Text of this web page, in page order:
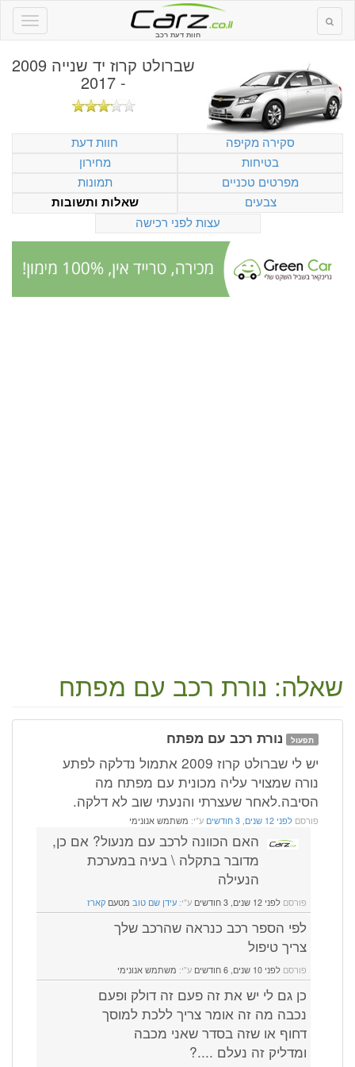
חוות דעת רכב
שברולט קרוז יד שנייה 2009
- 2017
סקירה מקיפה
חוות דעת
בטיחות
מחירון
מפרטים טכניים
תמונות
צבעים
שאלות ותשובות
עצות לפני רכישה
שאלה: נורת רכב עם מפתח
תפעול נורת רכב עם מפתח
יש לי שברולט קרוז 2009 אתמול נדלקה לפתע
נורה שמצויר עליה מכונית עם מפתח מה
הסיבה.לאחר שעצרתי והנעתי שוב לא דלקה.
פורסם לפני 12 שנים, 3 חודשים ע"י: משתמש אנונימי
האם הכוונה לרכב עם מנעול? אם כן,
מדובר בתקלה \ בעיה במערכת
הנעילה
פורסם לפני 12 שנים, 3 חודשים ע"י: עידן שם טוב מטעם קארז
לפי הספר רכב כנראה שהרכב שלך
צריך טיפול
פורסם לפני 10 שנים, 6 חודשים ע"י: משתמש אנונימי
כן גם לי יש את זה פעם זה דולק ופעם
נכבה מה זה אומר צריך ללכת למוסך
דחוף או שזה בסדר שאני מכבה
ומדליק זה נעלם ....?